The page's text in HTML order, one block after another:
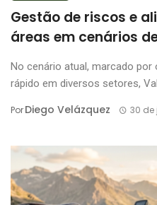
Gestão de riscos e
áreas em cenários
No cenário atual, marcado
rápido em diversos setores,
PorDiego Velázquez 30 de